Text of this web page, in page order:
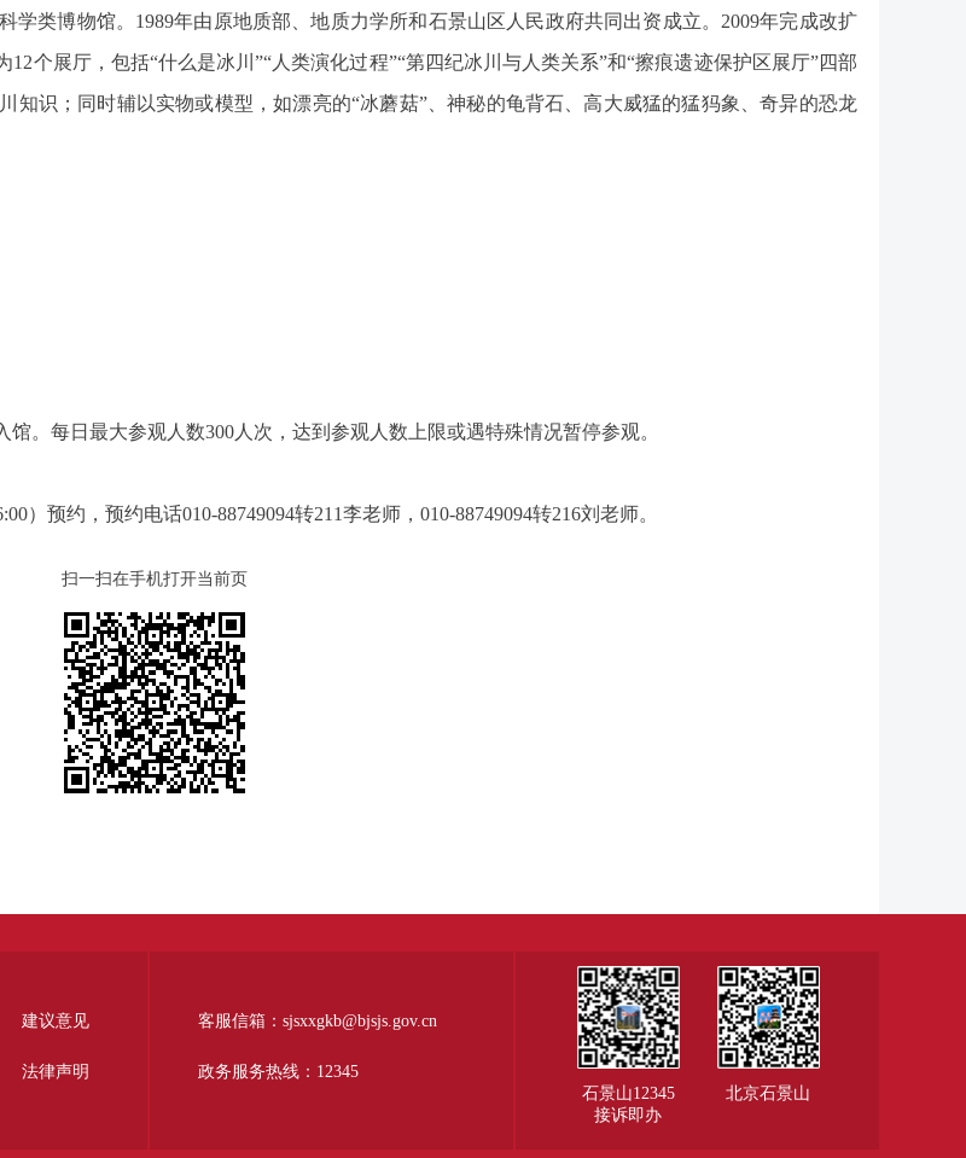
类博物馆。1989年由原地质部、地质力学所和石景山区人民政府共同出资成立。2009年完成改扩
个展厅，包括“什么是冰川”“人类演化过程”“第四纪冰川与人类关系”和“擦痕遗迹保护区展厅”四部
识；同时辅以实物或模型，如漂亮的“冰蘑菇”、神秘的龟背石、高大威猛的猛犸象、奇异的恐龙
。每日最大参观人数300人次，达到参观人数上限或遇特殊情况暂停参观。
）预约，预约电话010-88749094转211李老师，010-88749094转216刘老师。
扫一扫在手机打开当前页
建议意见
法律声明
客服信箱：sjsxxgkb@bjsjs.gov.cn
政务服务热线：12345
石景山12345
接诉即办
北京石景山